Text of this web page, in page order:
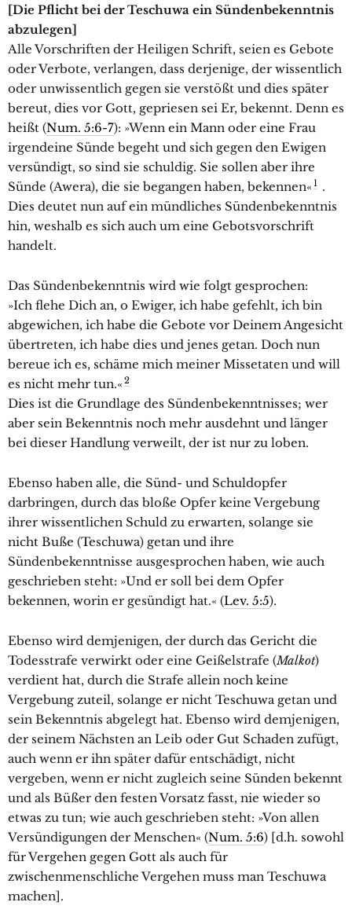
[Die Pflicht bei der Teschuwa ein Sündenbekenntnis
abzulegen]
Alle Vorschriften der Heiligen Schrift, seien es Gebote
oder Verbote, verlangen, dass derjenige, der wissentlich
oder unwissentlich gegen sie verstößt und dies später
bereut, dies vor Gott, gepriesen sei Er, bekennt. Denn es
heißt (Num. 5:6-7): »Wenn ein Mann oder eine Frau
irgendeine Sünde begeht und sich gegen den Ewigen
versündigt, so sind sie schuldig. Sie sollen aber ihre
Sünde (Awera), die sie begangen haben, bekennen« 1 .
Dies deutet nun auf ein mündliches Sündenbekenntnis
hin, weshalb es sich auch um eine Gebotsvorschrift
handelt.
Das Sündenbekenntnis wird wie folgt gesprochen:
»Ich flehe Dich an, o Ewiger, ich habe gefehlt, ich bin
abgewichen, ich habe die Gebote vor Deinem Angesicht
übertreten, ich habe dies und jenes getan. Doch nun
bereue ich es, schäme mich meiner Missetaten und will
es nicht mehr tun.« 2
Dies ist die Grundlage des Sündenbekenntnisses; wer
aber sein Bekenntnis noch mehr ausdehnt und länger
bei dieser Handlung verweilt, der ist nur zu loben.
Ebenso haben alle, die Sünd- und Schuldopfer
darbringen, durch das bloße Opfer keine Vergebung
ihrer wissentlichen Schuld zu erwarten, solange sie
nicht Buße (Teschuwa) getan und ihre
Sündenbekenntnisse ausgesprochen haben, wie auch
geschrieben steht: »Und er soll bei dem Opfer
bekennen, worin er gesündigt hat.« (Lev. 5:5).
Ebenso wird demjenigen, der durch das Gericht die
Todesstrafe verwirkt oder eine Geißelstrafe (Malkot)
verdient hat, durch die Strafe allein noch keine
Vergebung zuteil, solange er nicht Teschuwa getan und
sein Bekenntnis abgelegt hat. Ebenso wird demjenigen,
der seinem Nächsten an Leib oder Gut Schaden zufügt,
auch wenn er ihn später dafür entschädigt, nicht
vergeben, wenn er nicht zugleich seine Sünden bekennt
und als Büßer den festen Vorsatz fasst, nie wieder so
etwas zu tun; wie auch geschrieben steht: »Von allen
Versündigungen der Menschen« (Num. 5:6) [d.h. sowohl
für Vergehen gegen Gott als auch für
zwischenmenschliche Vergehen muss man Teschuwa
machen].